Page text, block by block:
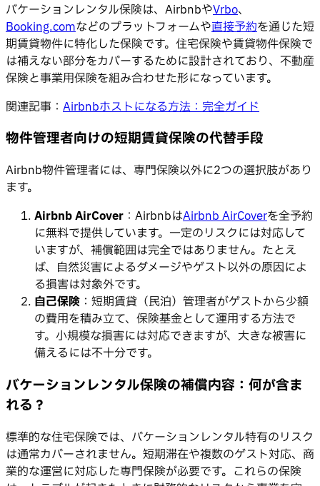
バケーションレンタル保険は、AirbnbやVrbo、
Booking.comなどのプラットフォームや直接予約を通じた短
期賃貸物件に特化した保険です。住宅保険や賃貸物件保険で
は補えない部分をカバーするために設計されており、不動産
保険と事業用保険を組み合わせた形になっています。
関連記事： Airbnbホストになる方法：完全ガイド
物件管理者向けの短期賃貸保険の代替手段
Airbnb物件管理者には、専門保険以外に2つの選択肢があり
ます。
Airbnb AirCover ：AirbnbはAirbnb AirCoverを全予約
に無料で提供しています。一定のリスクには対応して
いますが、補償範囲は完全ではありません。たとえ
ば、自然災害によるダメージやゲスト以外の原因によ
る損害は対象外です。
自己保険 ：短期賃貸（民泊）管理者がゲストから少額
の費用を積み立て、保険基金として運用する方法で
す。小規模な損害には対応できますが、大きな被害に
備えるには不十分です。
バケーションレンタル保険の補償内容：何が含ま
れる？
標準的な住宅保険では、バケーションレンタル特有のリスク
は通常カバーされません。短期滞在や複数のゲスト対応、商
業的な運営に対応した専門保険が必要です。これらの保険